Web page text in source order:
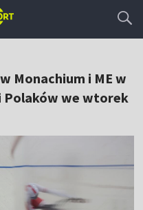
Monachium i ME w
Polaków we wtorek